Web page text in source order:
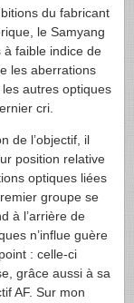
du fabricant
le Samyang
faible indice de
les aberrations
autres optiques
cri.
de l’objectif, il
position relative
optiques liées
groupe se
à l’arrière de
n’influe guère
: celle-ci
grâce aussi à sa
AF. Sur mon